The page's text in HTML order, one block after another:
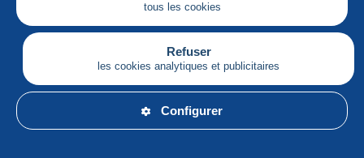
tous les cookies
Refuser
les cookies analytiques et publicitaires
Configurer
Services
Articles
Français